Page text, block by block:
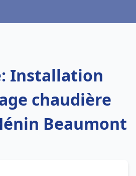
Installation
chaudière
Beaumont